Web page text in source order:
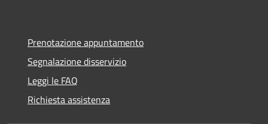
Prenotazione appuntamento
Segnalazione disservizio
Leggi le FAQ
Richiesta assistenza